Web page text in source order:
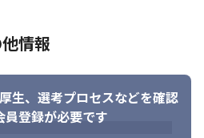
ィブ領域への挑戦も推奨していま
構築経験
の基礎知識と実務経験
情報
生、 選考プロセスなどを確認
員登録が必要です